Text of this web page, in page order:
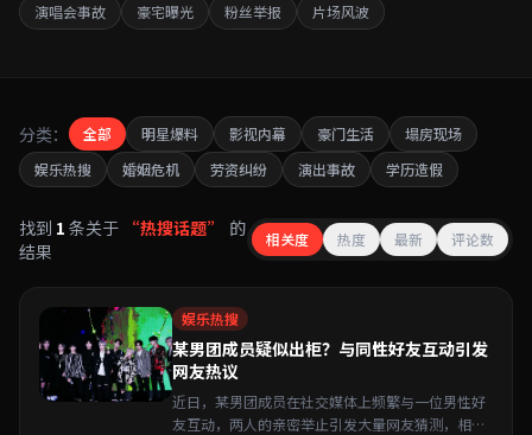
演唱会事故
豪宅曝光 粉丝举报 片场风波
分类： 全部 明星爆料 影视内幕 豪门生活
塌房现场
娱乐热搜
婚姻危机 劳资纠纷 演出事故 学历造假
找到 1 条关于 “热搜话题”
的
结果
相关度 热度 最新 评论数
娱乐热搜
某男团成员疑似出柜？与同性好友互动引发
网友热议
近日，某男团成员在社交媒体上频繁与一位男性好
友互动，两人的亲密举止引发大量网友猜测，相关